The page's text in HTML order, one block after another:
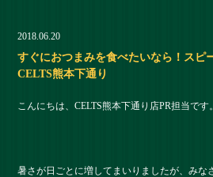
2018.06.20
すぐにおつまみを食べたいなら！スピ
CELTS熊本下通り
こんにちは、CELTS熊本下通り店PR担当です。
暑さが日ごとに増してまいりましたが、みな